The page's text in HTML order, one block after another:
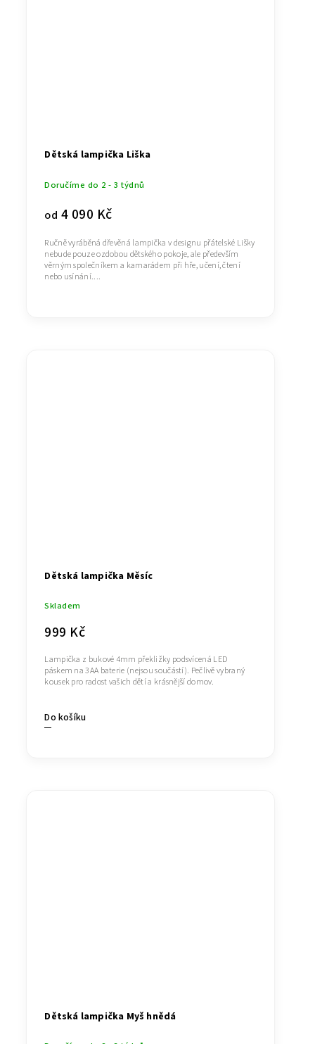
Dětská lampička Liška
Doručíme do 2 - 3 týdnů
od 4 090 Kč
Ručně vyráběná dřevěná lampička v designu přátelské Lišky
nebude pouze ozdobou dětského pokoje, ale především
věrným společníkem a kamarádem při hře, učení, čtení
nebo usínání....
Dětská lampička Měsíc
Skladem
999 Kč
Do košíku
Lampička z bukové 4mm překližky podsvícená LED
páskem na 3AA baterie (nejsou součástí). Pečlivě vybraný
kousek pro radost vašich dětí a krásnější domov.
Dětská lampička Myš hnědá